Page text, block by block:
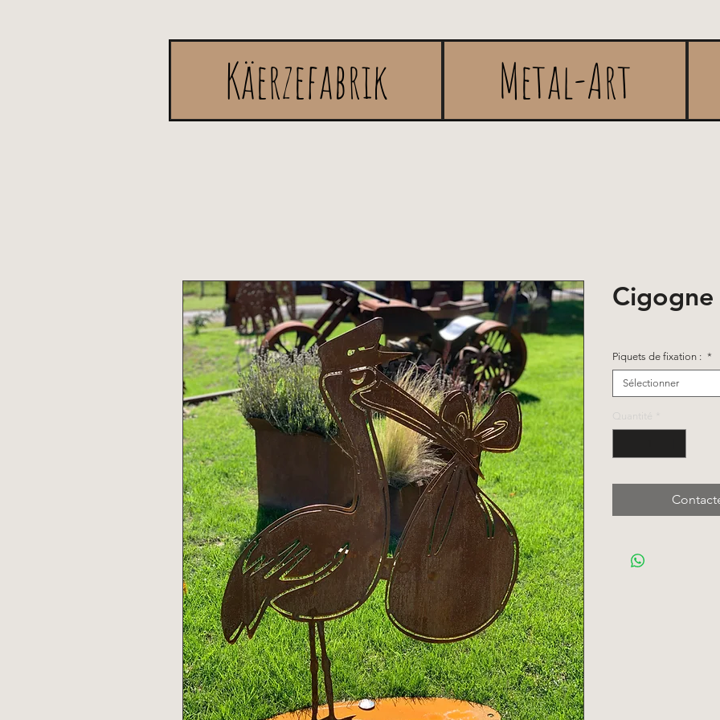
Käerzefabrik Metal-Art
Cigogne
Piquets de fixation : *
Sélectionner
Quantité